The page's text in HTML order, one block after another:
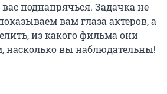
вас поднапрячься. Задачка не
вам глаза актеров, а
из какого фильма они
насколько вы наблюдательны!